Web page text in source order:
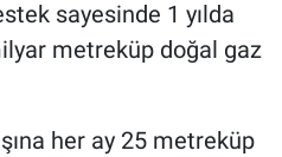
sayesinde 1 yılda
metreküp doğal gaz
her ay 25 metreküp